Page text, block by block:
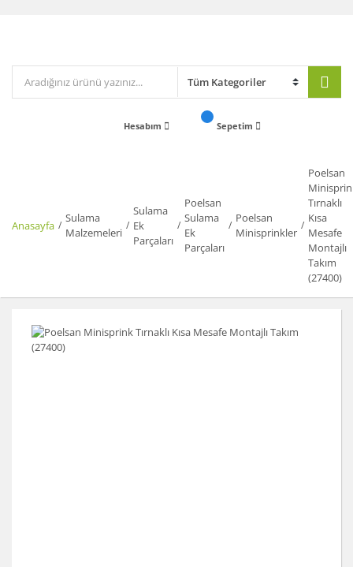
Hesabım Sepetim
Anasayfa
Sulama
Malzemeleri
Sulama
Ek
Parçaları
Poelsan
Sulama
Ek
Parçaları
Poelsan
Minisprinkler
Poelsan
Tırnaklı
Kısa
Mesafe
Montajlı
Takım
(27400)